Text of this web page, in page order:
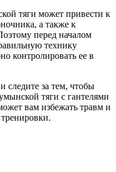
тяги может привести к
а также к
перед началом
технику
контролировать ее в
следите за тем, чтобы
тяги с гантелями
вам избежать травм и